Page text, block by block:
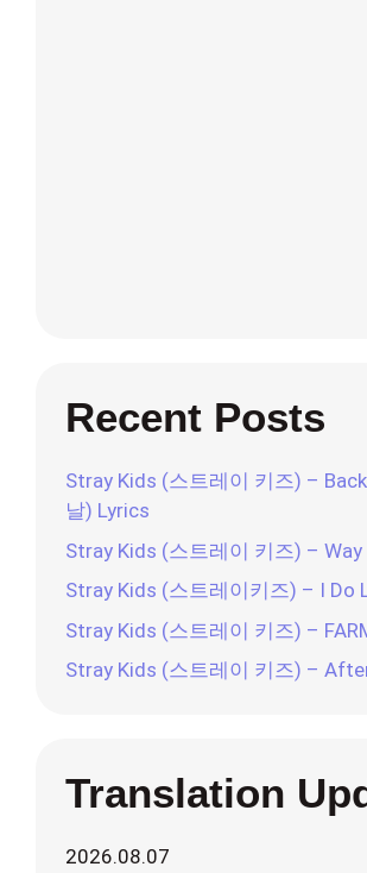
Recent Posts
Stray Kids (스트레이 키즈) –
날) Lyrics
Stray Kids (스트레이 키즈) –
Stray Kids (스트레이키즈) – I Do
Stray Kids (스트레이 키즈) –
Stray Kids (스트레이 키즈) –
Translation
2026.08.07